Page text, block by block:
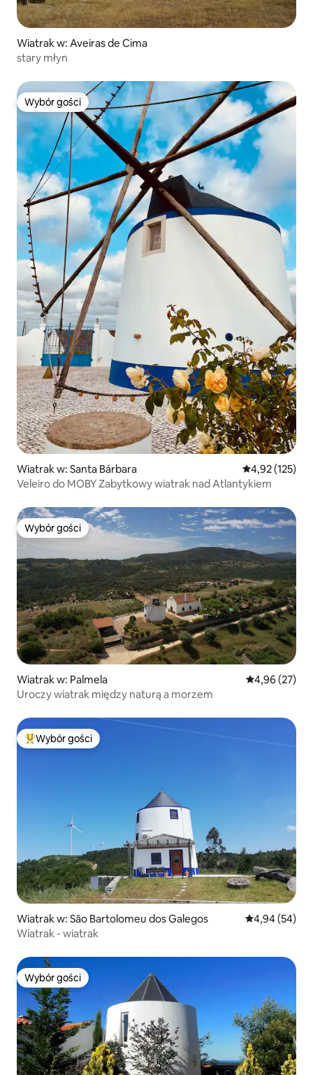
Wiatrak w: Aveiras de Cima
stary młyn
Wybór gości
Wybór gości
Wiatrak w: Santa Bárbara Średnia
4,92 (125)
Veleiro do MOBY Zabytkowy wiatrak nad Atlantykiem
Wybór gości
Wybór gości
Wiatrak w: Palmela Średnia
4,96 (27)
Uroczy wiatrak między naturą a morzem
Najpopularniejsze z kategorii Wybór gości
Wybór gości
Wiatrak w: São Bartolomeu dos Galegos Średnia
4,94 (54)
Wiatrak - wiatrak
Wybór gości
Wybór gości